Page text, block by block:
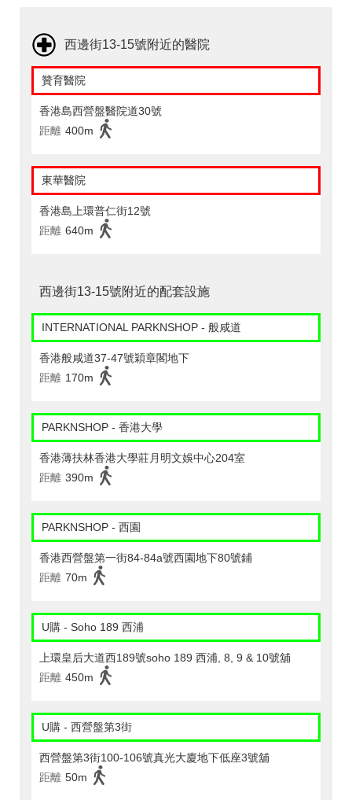
西邊街13-15號附近的醫院
贊育醫院
香港島西營盤醫院道30號
距離 400m
東華醫院
香港島上環普仁街12號
距離 640m
西邊街13-15號附近的配套設施
INTERNATIONAL PARKNSHOP - 般咸道
香港般咸道37-47號穎章閣地下
距離 170m
PARKNSHOP - 香港大學
香港薄扶林香港大學莊月明文娛中心204室
距離 390m
PARKNSHOP - 西園
香港西營盤第一街84-84a號西園地下80號鋪
距離 70m
U購 - Soho 189 西浦
上環皇后大道西189號soho 189 西浦, 8, 9 & 10號舖
距離 450m
U購 - 西營盤第3街
西營盤第3街100-106號真光大廈地下低座3號舖
距離 50m